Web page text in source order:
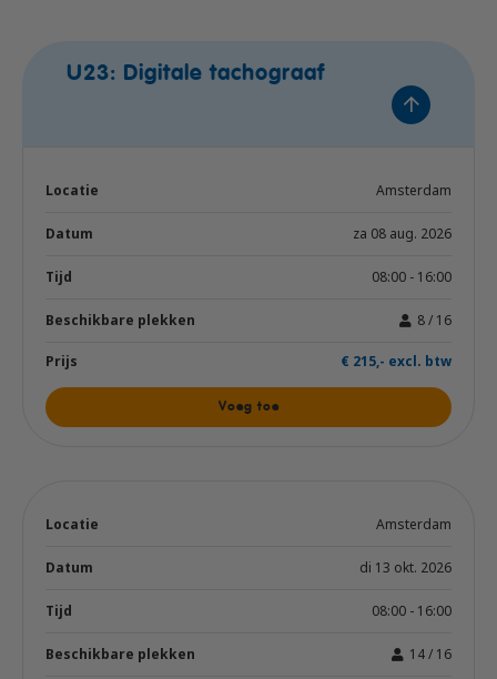
U23: Digitale tachograaf
Amsterdam
za 08 aug. 2026
08:00 - 16:00
8 / 16
€ 215,- excl. btw
Voeg toe
Amsterdam
di 13 okt. 2026
08:00 - 16:00
14 / 16